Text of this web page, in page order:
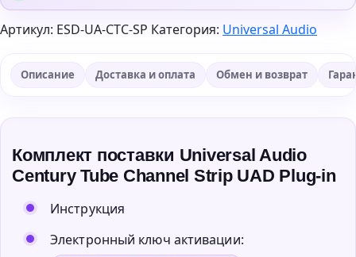
Артикул: ESD-UA-CTC-SP Категория: Universal Audio
Описание Доставка и оплата Обмен и возврат
Комплект поставки Universal Audio
Century Tube Channel Strip UAD Plug-in
Инструкция
Электронный ключ активации: